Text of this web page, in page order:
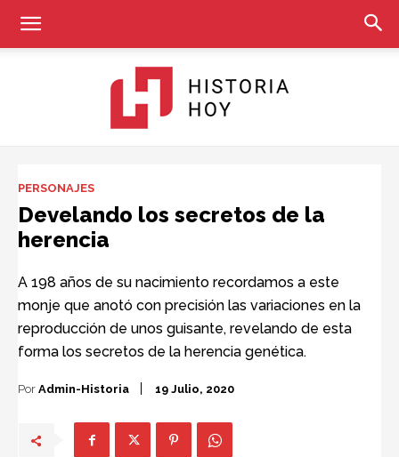
PERSONAJES
Develando los secretos de la
herencia
A 198 años de su nacimiento recordamos a este
monje que anotó con precisión las variaciones en la
reproducción de unos guisante, revelando de esta
forma los secretos de la herencia genética.
Por Admin-Historia 19 Julio, 2020